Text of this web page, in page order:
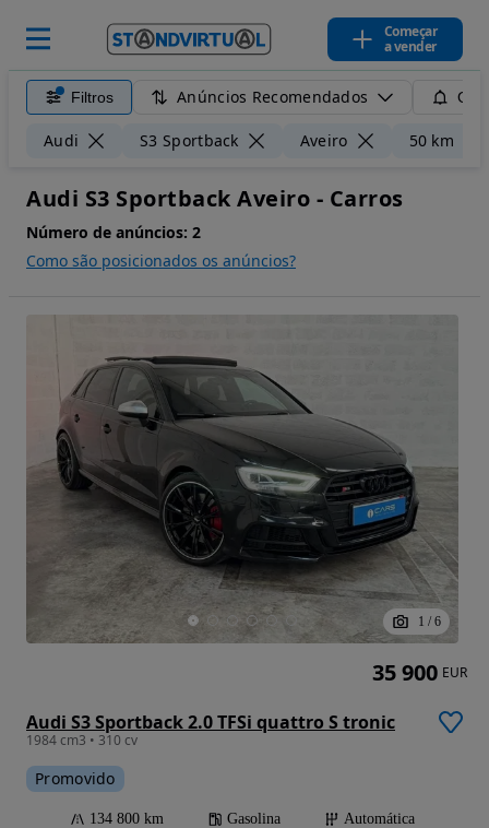
Começar
a vender
Filtros Anúncios Recomendados
Audi S3 Sportback Aveiro 50 km
Audi S3 Sportback Aveiro - Carros
Número de anúncios: 2
Como são posicionados os anúncios?
1 / 6
Audi S3 Sportback 2.0 TFSi quattro S tronic
1984 cm3 • 310 cv
Promovido
134 800 km Gasolina
Automática
35 900 EUR